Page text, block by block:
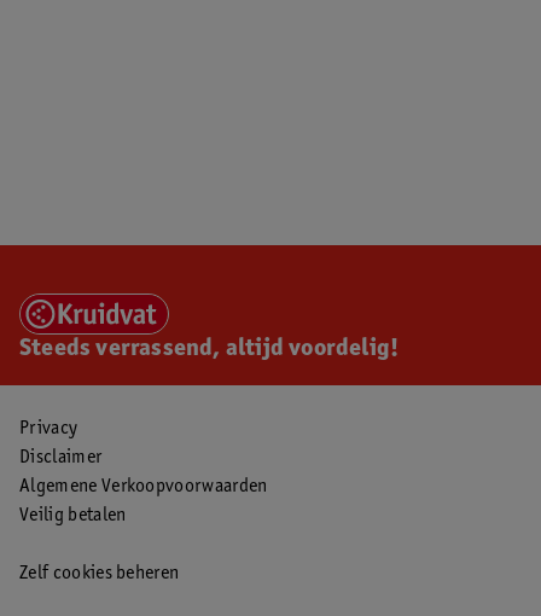
Steeds verrassend, altijd voordelig!
Privacy
Disclaimer
Algemene Verkoopvoorwaarden
Veilig betalen
Zelf cookies beheren